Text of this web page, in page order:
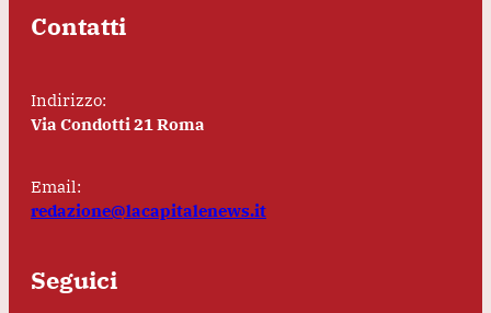
Contatti
Indirizzo:
Via Condotti 21 Roma
Email:
redazione@lacapitalenews.it
Seguici